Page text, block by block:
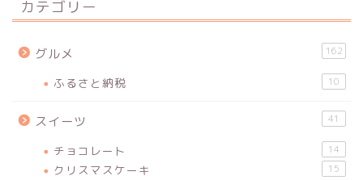
カテゴリー
グルメ 162
ふるさと納税 10
スイーツ 41
チョコレート 14
クリスマスケーキ 15